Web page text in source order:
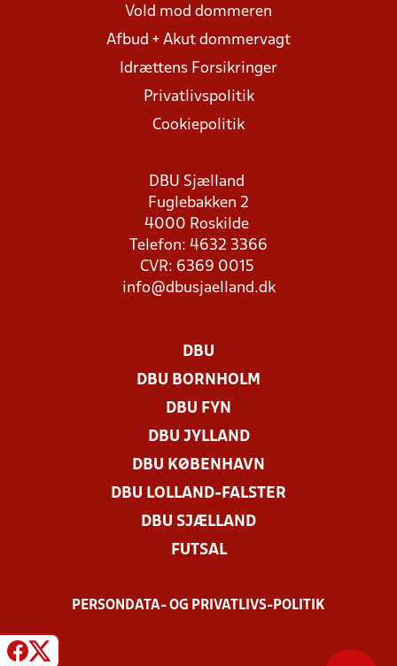
Vold mod dommeren
Afbud + Akut dommervagt
Idrættens Forsikringer
Privatlivspolitik
Cookiepolitik
DBU Sjælland
Fuglebakken 2
4000 Roskilde
Telefon: 4632 3366
CVR: 6369 0015
info@dbusjaelland.dk
DBU
DBU BORNHOLM
DBU FYN
DBU JYLLAND
DBU KØBENHAVN
DBU LOLLAND-FALSTER
DBU SJÆLLAND
FUTSAL
PERSONDATA- OG PRIVATLIVS-POLITIK